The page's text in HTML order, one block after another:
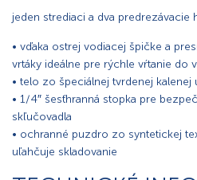
jeden strediaci a dva predrezávacie
• vďaka ostrej vodiacej špičke a
vrtáky ideálne pre rýchle vŕtanie do
• telo zo špeciálnej tvrdenej kalenej
• 1/4″ šesťhranná stopka pre
skľučovadla
• ochranné puzdro zo syntetickej
uľahčuje skladovanie